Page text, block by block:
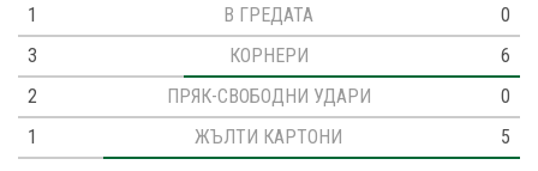
1
В ГРЕДАТА
0
3
КОРНЕРИ
6
2
ПРЯК-СВОБОДНИ УДАРИ
0
1
ЖЪЛТИ КАРТОНИ 5